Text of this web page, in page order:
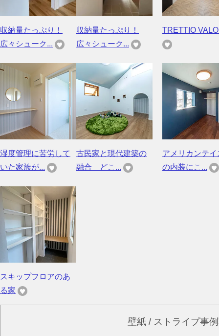
収納量たっぷり！
広々シューク...
収納量たっぷり！
広々シューク...
TRETTIO
湿度管理に苦労して
いた家族が...
古民家と現代建築の
融合 どこ...
アメリカンテイ
の内装にこ...
スキップフロアのあ
る家
壁紙 / ストライプ事